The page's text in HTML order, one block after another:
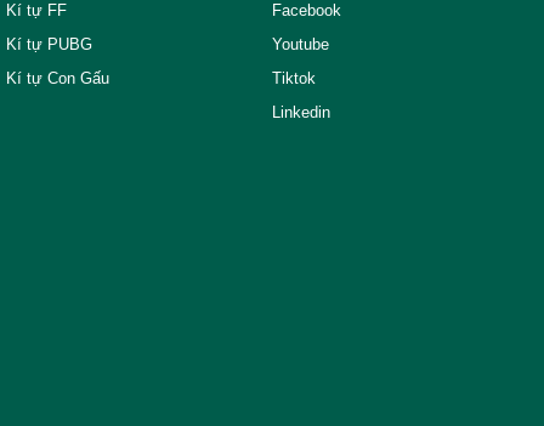
Kí tự FF
Kí tự PUBG
Kí tự Con Gấu
Facebook
Youtube
Tiktok
Linkedin